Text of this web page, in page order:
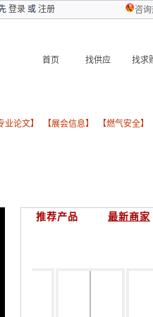
登录或 注册 咨询
首页 找供应 找求
业论文】 【展会信息】 【燃气安全】
推荐产品 最新商家